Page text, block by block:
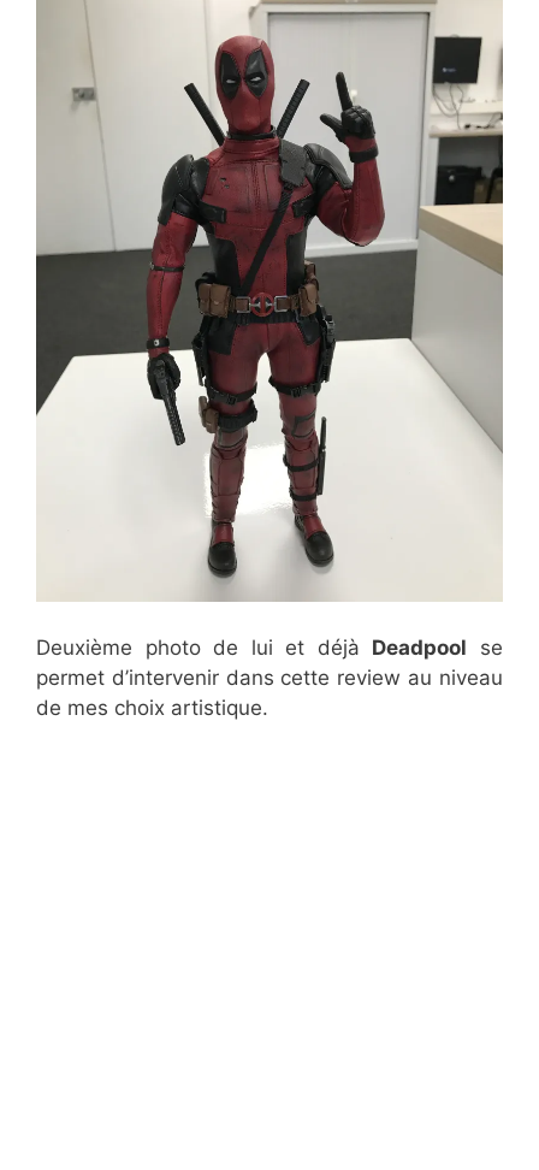
Deuxième photo de lui et déjà Deadpool se
permet d’intervenir dans cette review au niveau
de mes choix artistique.